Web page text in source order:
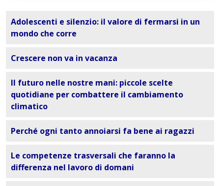
Adolescenti e silenzio: il valore di fermarsi in un
mondo che corre
Crescere non va in vacanza
Il futuro nelle nostre mani: piccole scelte
quotidiane per combattere il cambiamento
climatico
Perché ogni tanto annoiarsi fa bene ai ragazzi
Le competenze trasversali che faranno la
differenza nel lavoro di domani